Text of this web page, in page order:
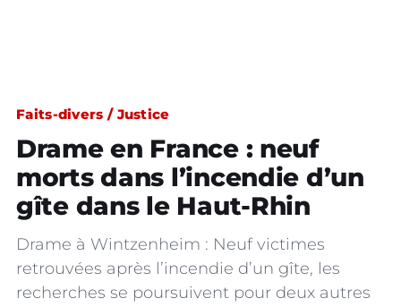
Faits-divers / Justice
Drame en France : neuf
morts dans l’incendie d’un
gîte dans le Haut-Rhin
Drame à Wintzenheim : Neuf victimes
retrouvées après l’incendie d’un gîte, les
recherches se poursuivent pour deux autres